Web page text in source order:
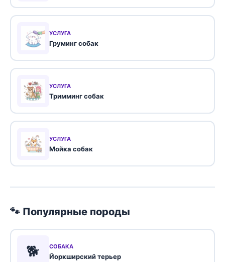
УСЛУГА
Груминг собак
УСЛУГА
Тримминг собак
УСЛУГА
Мойка собак
🐾 Популярные породы
🐕 СОБАКА
Йоркширский терьер